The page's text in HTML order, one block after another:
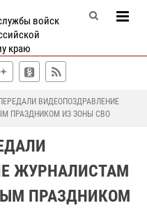
войск
краю
ВИДЕОПОЗДРАВЛЕНИЕ
ПРАЗДНИКОМ ИЗ ЗОНЫ СВО
ЖУРНАЛИСТАМ
ПРАЗДНИКОМ